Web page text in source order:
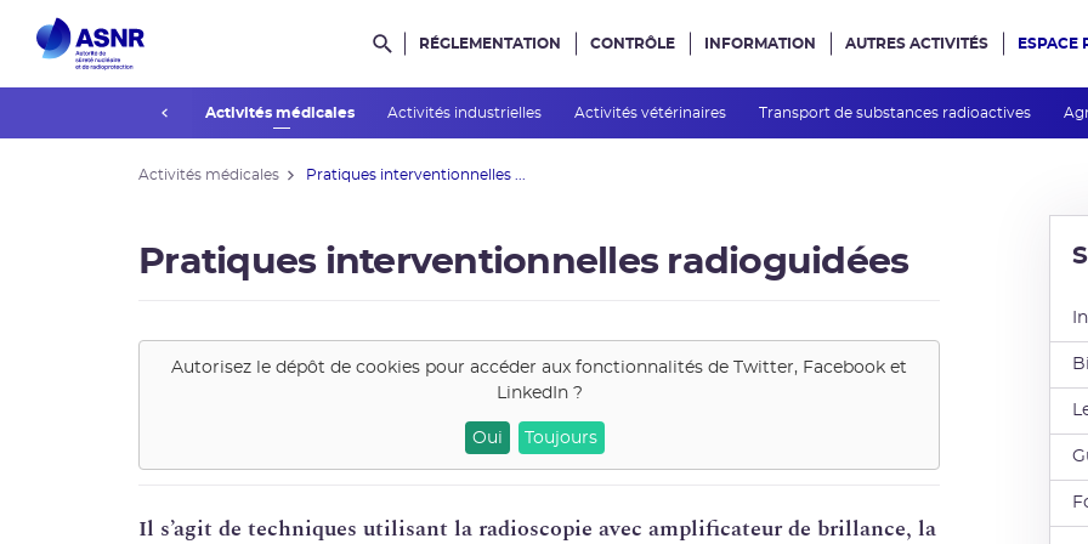
Rechercher dans le site
RÉGLEMENTATION CONTRÔLE INFORMATION AUTRES ACTIVITÉS ESPACE
Installations nucléaires Activités médicales Activités industrielles Activités vétérinaires Transport de substances radioactives
Activités médicales Pratiques interventionnelles ...
Pratiques interventionnelles radioguidées
Autorisez le dépôt de cookies pour accéder aux fonctionnalités de
Twitter, Facebook et
LinkedIn?
Oui Toujours
Il s’agit de techniques utilisant la radioscopie avec amplificateur de brillance, la